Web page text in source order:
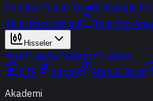
Popüler Fonlar YeniBir Bakışta
Akıllı Para Sinyali
Ters Fon
Hisseler
Yerli HisselerYabancı Hisseler
ETF
Kripto Altın & Döviz
Akademi